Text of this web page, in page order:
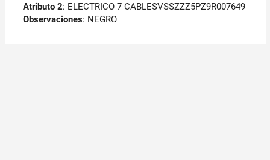
Atributo 2: ELECTRICO 7 CABLESVSSZZZ5PZ9R007649
Observaciones: NEGRO